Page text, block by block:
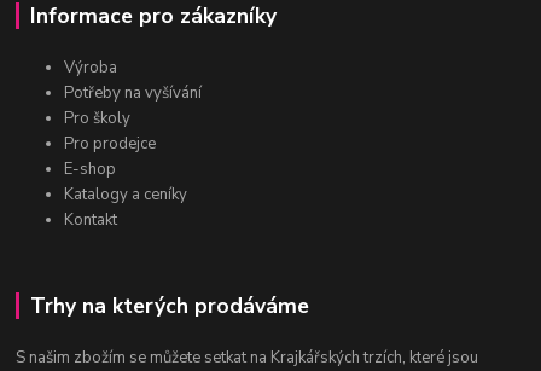
Informace pro zákazníky
Výroba
Potřeby na vyšívání
Pro školy
Pro prodejce
E-shop
Katalogy a ceníky
Kontakt
Trhy na kterých prodáváme
S našim zbožím se můžete setkat na Krajkářských trzích, které jsou